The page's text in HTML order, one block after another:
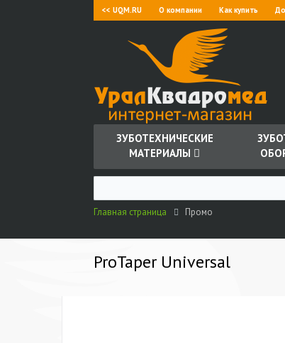
<< UQM.RU О компании Как купить
ЗУБОТЕХНИЧЕСКИЕ
МАТЕРИАЛЫ
Главная страница Промо
ProTaper Universal